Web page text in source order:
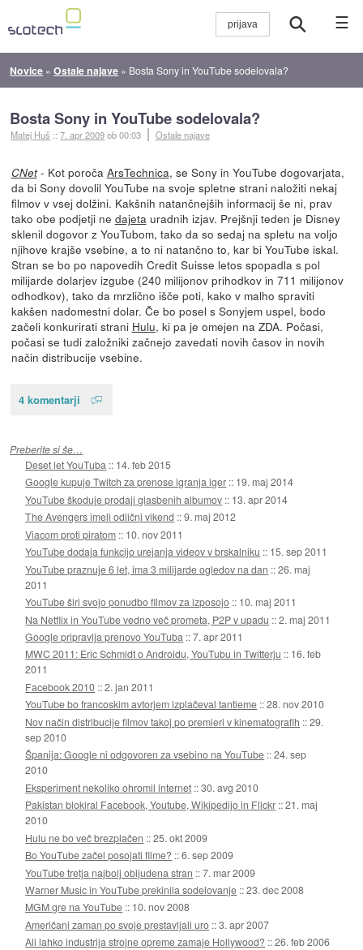
☰
Novice »Ostale najave » Bosta Sony in YouTube sodelovala?
Bosta Sony in YouTube sodelovala?
Matej Huš ::7. apr 2009ob 00:03 Ostale najave
CNet- Kot poroča ArsTechnica, se Sony in YouTube dogovarjata,
da bi Sony dovolil YouTube na svoje spletne strani naložiti nekaj
filmov v vsej dolžini. Kakšnih natančnejših informacij še ni, prav
tako obe podjetji ne dajeta uradnih izjav. Prejšnji teden je Disney
sklenil dogovor z YouTubom, tako da so sedaj na spletu na voljo
njihove krajše vsebine, a to ni natančno to, kar bi YouTube iskal.
Stran se bo po napovedih Credit Suisse letos spopadla s pol
milijarde dolarjev izgube (240 milijonov prihodkov in 711 milijonov
odhodkov), tako da mrzlično išče poti, kako v malho spraviti
kakšen nadomestni dolar. Če bo posel s Sonyjem uspel, bodo
začeli konkurirati strani Hulu, ki pa je omejen na ZDA. Počasi,
počasi se tudi založniki začnejo zavedati novih časov in novih
način distribucije vsebine.
4 komentarji
Preberite si še…
Deset let YouTuba :: 14. feb 2015
Google kupuje Twitch za prenose igranja iger :: 19. maj 2014
YouTube škoduje prodaji glasbenih albumov :: 13. apr 2014
The Avengers imeli odlični vikend ::9. maj 2012
Viacom proti piratom :: 10. nov 2011
YouTube dodaja funkcijo urejanja videov v brskalniku :: 15. sep 2011
YouTube praznuje 6 let, ima 3 milijarde ogledov na dan ::26. maj
2011
YouTube širi svojo ponudbo filmov za izposojo :: 10. maj 2011
Na Netflix in YouTube vedno več prometa, P2P v upadu ::2. maj 2011
Google pripravlja prenovo YouTuba ::7. apr 2011
MWC 2011: Eric Schmidt o Androidu, YouTubu in Twitterju :: 16. feb
2011
Facebook 2010 ::2. jan 2011
YouTube bo francoskim avtorjem izplačeval tantieme ::28. nov 2010
Nov način distribucije filmov takoj po premieri v kinematografih ::29.
sep 2010
Španija: Google ni odgovoren za vsebino na YouTube ::24. sep
2010
Eksperiment nekoliko ohromil internet ::30. avg 2010
Pakistan blokiral Facebook, Youtube, Wikipedijo in Flickr ::21. maj
2010
Hulu ne bo več brezplačen ::25. okt 2009
Bo YouTube začel posojati filme? ::6. sep 2009
YouTube tretja najbolj obljudena stran ::7. mar 2009
Warner Music in YouTube prekinila sodelovanje ::23. dec 2008
MGM gre na YouTube :: 10. nov 2008
Američani zaman po svoje prestavljali uro ::3. apr 2007
Ali lahko industrija strojne opreme zamaje Hollywood? ::26. feb 2006